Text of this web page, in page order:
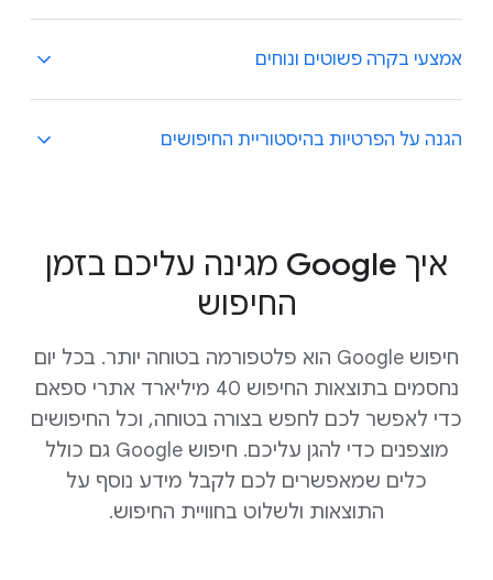
יש לנו אחריות להגן על הנתונים שלכם ולכבד אותם. לכן,
אמצעי בקרה פשוטים ונוחים
בחיפוש Google יש
אמצעי בקרה על הפרטיות
הגנה על הפרטיות בהיסטוריית החיפושים
בטח לא רוצים שהם יוכלו להיכנס לדף "הפעילות שלי"
ולראות את היסטוריית החיפושים ששמורה שם. מעכשיו
אתם יכולים להגדיר דרישה לאימות נוסף כדי לגשת אל
נוסף (למשל סיסמה או אימות דו-שלבי) כדי לראות את
ההיסטוריה המלאה.
איך Google מגינה עליכם בזמן
החיפוש
חיפוש Google הוא פלטפורמה בטוחה יותר. בכל יום
נחסמים בתוצאות החיפוש 40 מיליארד אתרי ספאם
כדי לאפשר לכם לחפש בצורה בטוחה, וכל החיפושים
מוצפנים כדי להגן עליכם. חיפוש Google גם כולל
כלים שמאפשרים לכם לקבל מידע נוסף על
התוצאות ולשלוט בחוויית החיפוש.